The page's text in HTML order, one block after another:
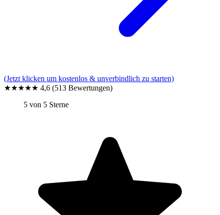
(Jetzt klicken um kostenlos & unverbindlich zu starten)
★★★★★ 4,6 (513 Bewertungen)
5 von 5 Sterne